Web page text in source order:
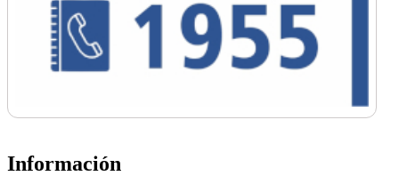
Información